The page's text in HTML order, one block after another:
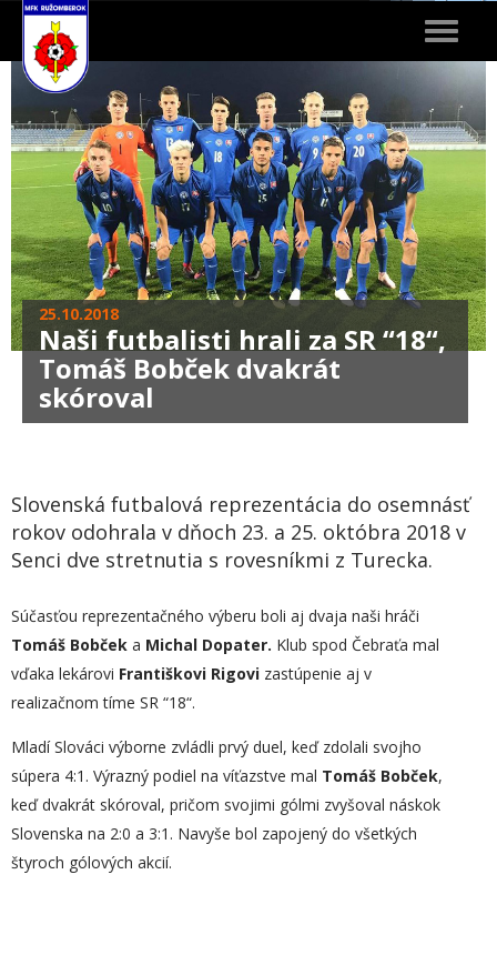
Toggle
25.10.2018
Naši futbalisti hrali za SR “18“,
Tomáš Bobček dvakrát
skóroval
Slovenská futbalová reprezentácia do osemnásť
rokov odohrala v dňoch 23. a 25. októbra 2018 v
Senci dve stretnutia s rovesníkmi z Turecka.
Súčasťou reprezentačného výberu boli aj dvaja naši hráči
Tomáš Bobček a Michal Dopater. Klub spod Čebraťa mal
vďaka lekárovi Františkovi Rigovi zastúpenie aj v
realizačnom tíme SR “18“.
Mladí Slováci výborne zvládli prvý duel, keď zdolali svojho
súpera 4:1. Výrazný podiel na víťazstve mal Tomáš Bobček,
keď dvakrát skóroval, pričom svojimi gólmi zvyšoval náskok
Slovenska na 2:0 a 3:1. Navyše bol zapojený do všetkých
štyroch gólových akcií.